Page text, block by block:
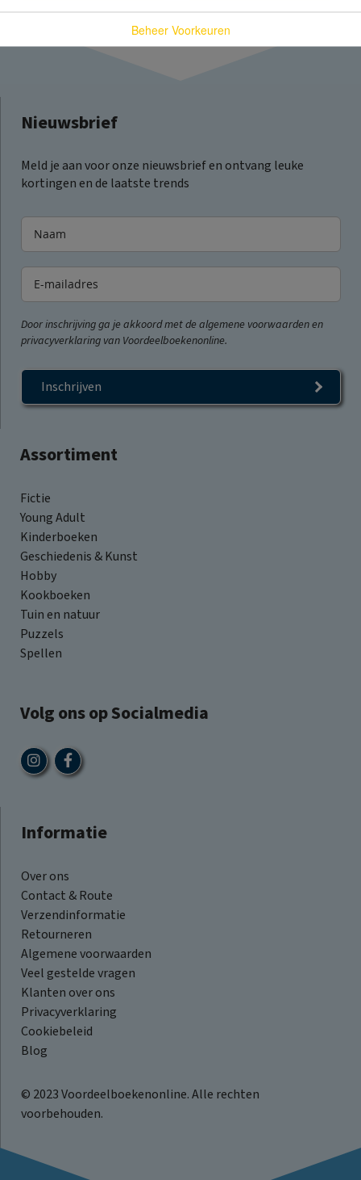
Assortiment
Fictie
Young Adult
Kinderboeken
Geschiedenis & Kunst
Hobby
Kookboeken
Tuin en natuur
Puzzels
Spellen
Volg ons op Socialmedia
Informatie
Over ons
Contact & Route
Verzendinformatie
Retourneren
Algemene voorwaarden
Veel gestelde vragen
Klanten over ons
Privacyverklaring
Cookiebeleid
Blog
© 2023 Voordeelboekenonline. Alle rechten
voorbehouden.
Nieuwsbrief
Meld je aan voor onze nieuwsbrief en ontvang leuke
kortingen en de laatste trends
Door inschrijving ga je akkoord met de algemene voorwaarden en
privacyverklaring van Voordeelboekenonline.
Inschrijven
Beheer Voorkeuren